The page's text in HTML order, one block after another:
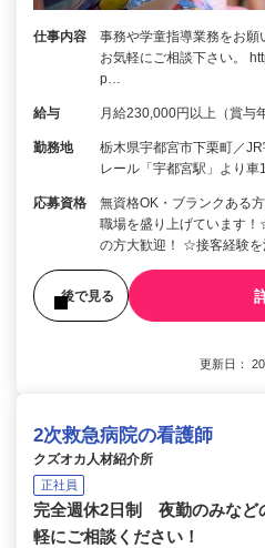
仕事内容
事務や学童指導業務をお願
お気軽にご相談下さい。
p…
給与 月給230,000円以上（賞与
勤務地
栃木県宇都宮市下栗町／
レール「宇都宮駅」より車
応募資格
無資格OK・ブランクある
職場を盛り上げています
の方大歓迎！ ☆接客経験
後で見る
更新日：
2次救急病院の看護師
クズオカ人材紹介所
正社員
完全週休2日制 夜勤のみなど
軽にご相談ください！